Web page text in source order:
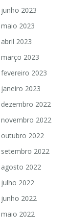
junho 2023
maio 2023
abril 2023
março 2023
fevereiro 2023
janeiro 2023
dezembro 2022
novembro 2022
outubro 2022
setembro 2022
agosto 2022
julho 2022
junho 2022
maio 2022